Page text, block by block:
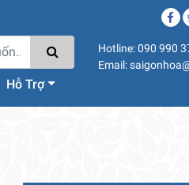
Hỗ Trợ
Hotline: 090 990
Email: